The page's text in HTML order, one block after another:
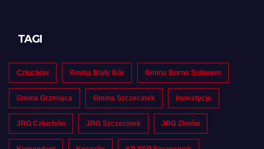
TAGI
Człuchów Gmina Biały Bór Gmina Borne Sulinowo
Gmina Grzmiąca Gmina Szczecinek Inwestycje
JRG Człuchów JRG Szczecinek JRG Złotów